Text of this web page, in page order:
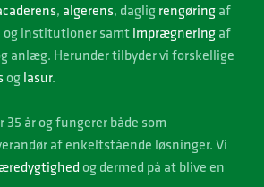
, algerens, daglig rengøring af
og institutioner samt imprægnering af
anlæg. Herunder tilbyder vi forskellige
og lasur.
35 år og fungerer både som
af enkeltstående løsninger. Vi
og dermed på at blive en